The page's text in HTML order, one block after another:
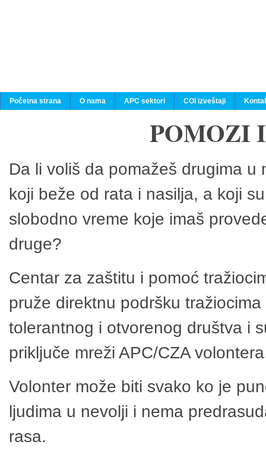
Početna strana O nama APC sektori COI izveštaji
POMOZI
Da li voliš da pomažeš drugima
koji beže od rata i nasilja, a koji
slobodno vreme koje imaš
druge?
Centar za zaštitu i pomoć
pruže direktnu podršku
tolerantnog i otvorenog društva i
priključe mreži APC/CZA
Volonter može biti svako ko je
ljudima u nevolji i nema
rasa.